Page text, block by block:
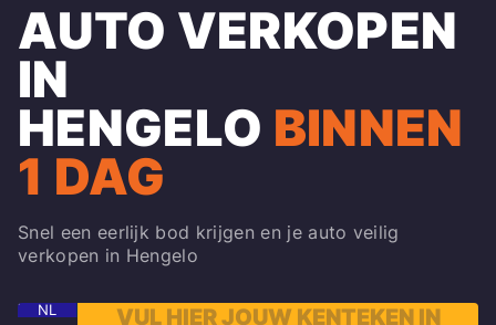
AUTO VERKOPEN
IN
HENGELO BINNEN
1 DAG
Snel een eerlijk bod krijgen en je auto veilig
verkopen in Hengelo
NL